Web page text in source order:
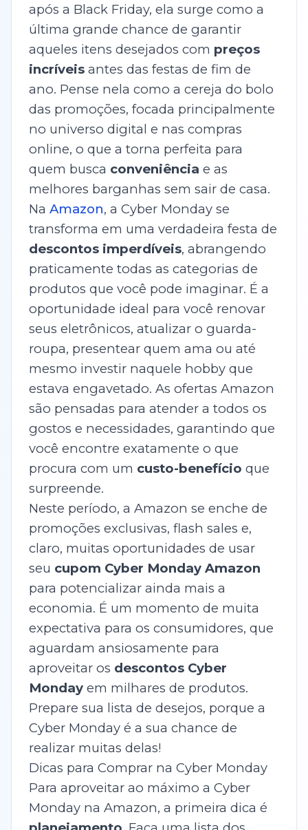
após a Black Friday, ela surge como a
última grande chance de garantir
aqueles itens desejados com preços
incríveisantes das festas de fim de
ano. Pense nela como a cereja do bolo
das promoções, focada principalmente
no universo digital e nas compras
online, o que a torna perfeita para
quem busca conveniência e as
melhores barganhas sem sair de casa.
Na Amazon, a Cyber Monday se
transforma em uma verdadeira festa de
descontos imperdíveis, abrangendo
praticamente todas as categorias de
produtos que você pode imaginar. É a
oportunidade ideal para você renovar
seus eletrônicos, atualizar o guarda-
roupa, presentear quem ama ou até
mesmo investir naquele hobby que
estava engavetado. As ofertas Amazon
são pensadas para atender a todos os
gostos e necessidades, garantindo que
você encontre exatamente o que
procura com um custo-benefício que
surpreende.
Neste período, a Amazon se enche de
promoções exclusivas, flash sales e,
claro, muitas oportunidades de usar
seu cupom Cyber Monday Amazon
para potencializar ainda mais a
economia. É um momento de muita
expectativa para os consumidores, que
aguardam ansiosamente para
aproveitar os descontos Cyber
Mondayem milhares de produtos.
Prepare sua lista de desejos, porque a
Cyber Monday é a sua chance de
realizar muitas delas!
Dicas para Comprar na Cyber Monday
Para aproveitar ao máximo a Cyber
Monday na Amazon, a primeira dica é